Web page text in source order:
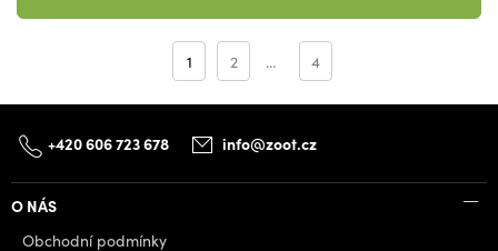
1 2 … 4
+420 606 723 678 info@zoot.cz
O NÁS
Obchodní podmínky